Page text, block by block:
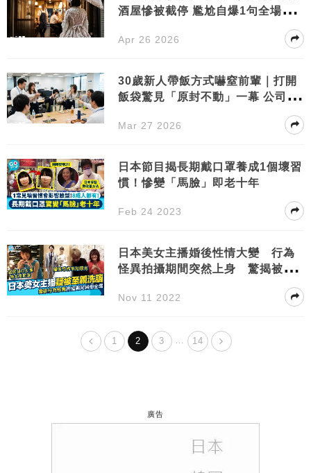
酒屋慘被截停 尷尬自爆1句全場爆
Apr 26 2026
30歲新人帶飯方式嚇窒前輩｜打開
飯袋驚見「原封不動」一幕 公司上
Mar 27 2026
日本節目揭長期戴口罩養成1個壞習
慣！慘變「馬臉」即老十年
Feb 24 2023
日本美女主播婚後性情大變 行為
怪異拍攝期間突然上身 驚揭被至
Nov 11 2022
1 2 3 … 14
廣告